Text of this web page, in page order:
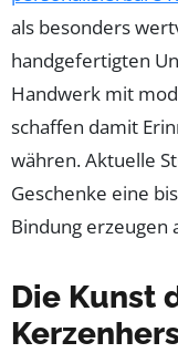
als besonders
handgefertigten
Handwerk mit
schaffen damit
währen. Aktuelle
Geschenke eine
Bindung erzeugen
Die Kunst